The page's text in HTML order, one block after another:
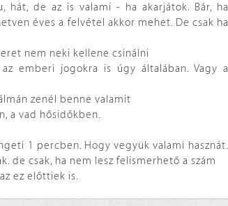
hát, de az is valami - ha akarjátok. Bár, ha
éves a felvétel akkor mehet. De csak ha
nem neki kellene csinálni
emberi jogokra is úgy általában. Vagy a
zenél benne valamit
a vad hősidőkben.
1 percben. Hogy vegyük valami hasznát.
de csak, ha nem lesz felismerhető a szám
ez előttiek is.